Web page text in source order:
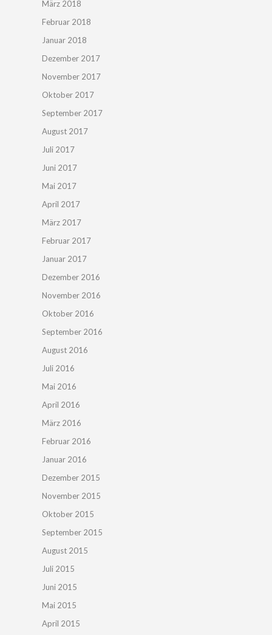
März 2018
Februar 2018
Januar 2018
Dezember 2017
November 2017
Oktober 2017
September 2017
August 2017
Juli 2017
Juni 2017
Mai 2017
April 2017
März 2017
Februar 2017
Januar 2017
Dezember 2016
November 2016
Oktober 2016
September 2016
August 2016
Juli 2016
Mai 2016
April 2016
März 2016
Februar 2016
Januar 2016
Dezember 2015
November 2015
Oktober 2015
September 2015
August 2015
Juli 2015
Juni 2015
Mai 2015
April 2015